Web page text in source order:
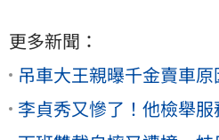
更多新聞：
吊車大王親曝千金賣車
李貞秀又慘了！他檢舉